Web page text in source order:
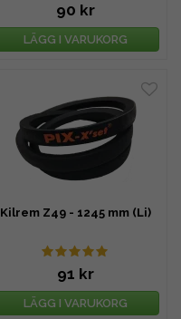
90 kr
LÄGG I VARUKORG
Kilrem Z49 - 1245 mm (Li)
91 kr
LÄGG I VARUKORG